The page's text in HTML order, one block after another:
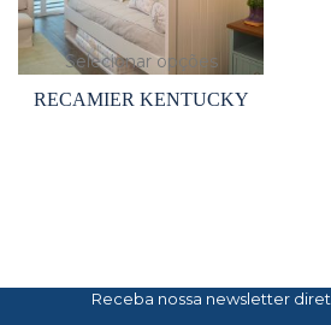
Selecionar opções
RECAMIER KENTUCKY
Receba nossa newsletter